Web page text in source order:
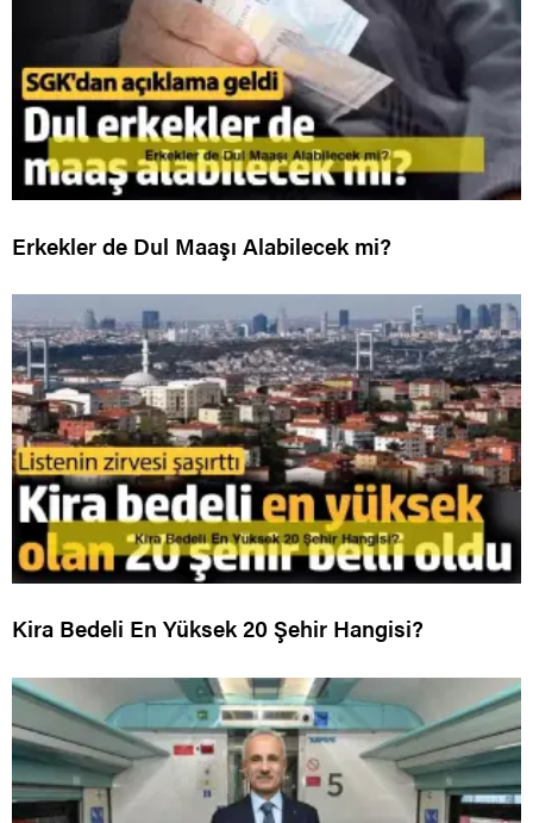
Erkekler de Dul Maaşı Alabilecek mi?
Kira Bedeli En Yüksek 20 Şehir Hangisi?